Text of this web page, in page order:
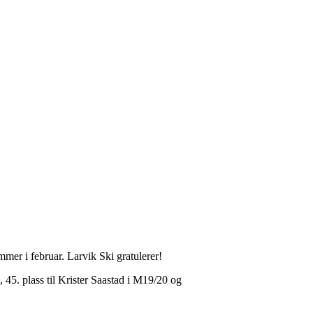
i februar. Larvik Ski gratulerer!
plass til Krister Saastad i M19/20 og